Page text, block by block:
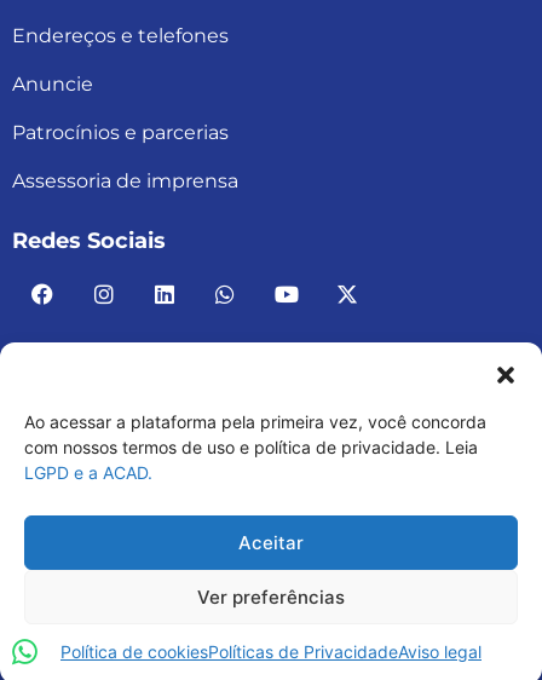
Ao acessar a plataforma pela primeira vez, você concorda
com nossos termos de uso e política de privacidade. Leia
LGPD e a ACAD.
Aceitar
Ver preferências
Política de cookiesPolíticas de PrivacidadeAviso legal
Endereços e telefones
Anuncie
Patrocínios e parcerias
Assessoria de imprensa
Redes Sociais
ACAD BRASIL – ASSOCIAÇÃO BRASILEIRA DE